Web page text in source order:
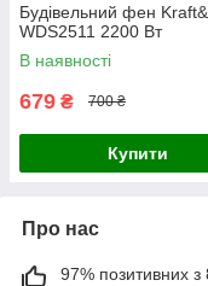
Будівельний фен
WDS2511 2200 Вт
В наявності
679 ₴ 700 ₴
Купити
Про нас
97% позитивних з